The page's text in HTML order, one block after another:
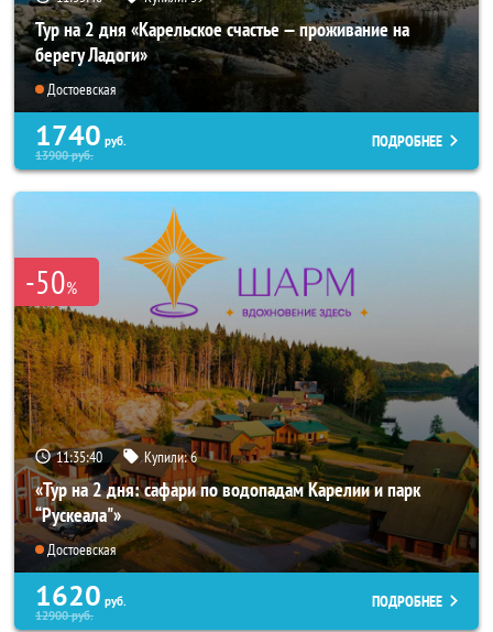
Тур на 2 дня «Карельское счастье — проживание на
берегу Ладоги»
Достоевская
1740 руб.
13900руб.
ПОДРОБНЕЕ
-50%
11:35:38 Купили:6
«Тур на 2 дня: сафари по водопадам Карелии и парк
“Рускеала"»
Достоевская
1620 руб.
12900руб.
ПОДРОБНЕЕ